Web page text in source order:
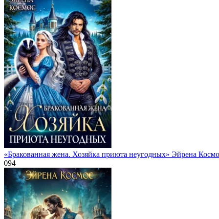
«Бракованная жена. Хозяйка приюта неугодных» Эйрена
094